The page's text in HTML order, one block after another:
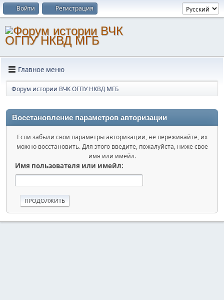
Войти Регистрация
Главное меню
Форум истории ВЧК ОГПУ НКВД МГБ
Восстановление параметров авторизации
Если забыли свои параметры авторизации, не переживайте, их
можно восстановить. Для этого введите, пожалуйста, ниже свое
имя или имейл.
Имя пользователя или имейл: